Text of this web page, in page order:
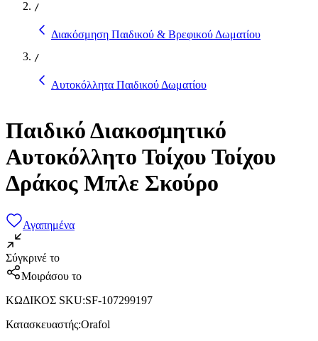
/
Διακόσμηση Παιδικού & Βρεφικού Δωματίου
/
Αυτοκόλλητα Παιδικού Δωματίου
Παιδικό Διακοσμητικό
Αυτοκόλλητο Τοίχου Τοίχου
Δράκος Μπλε Σκούρο
Αγαπημένα
Σύγκρινέ το
Μοιράσου το
ΚΩΔΙΚΟΣ SKU:SF-107299197
Κατασκευαστής:Orafol